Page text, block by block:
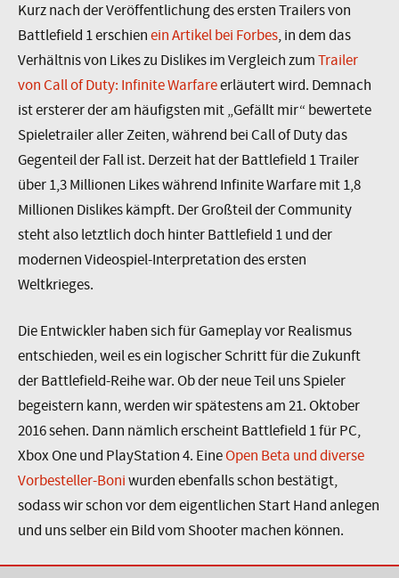
Kurz nach der Veröffentlichung des ersten Trailers von
Battlefield 1 erschienein Artikel bei Forbes, in dem das
Verhältnis von Likes zu Dislikes im Vergleich zumTrailer
von Call of Duty: Infinite Warfareerläutert wird. Demnach
ist ersterer der am häufigsten mit „Gefällt mir“ bewertete
Spieletrailer aller Zeiten, während bei Call of Duty das
Gegenteil der Fall ist. Derzeit hat der Battlefield 1 Trailer
über 1,3 Millionen Likes während Infinite Warfare mit 1,8
Millionen Dislikes kämpft. Der Großteil der Community
steht also letztlich doch hinter Battlefield 1 und der
modernen Videospiel-Interpretation des ersten
Weltkrieges.
Die Entwickler haben sich für Gameplay vor Realismus
entschieden, weil es ein logischer Schritt für die Zukunft
der Battlefield-Reihe war. Ob der neue Teil uns Spieler
begeistern kann, werden wir spätestens am 21. Oktober
2016 sehen. Dann nämlich erscheint Battlefield 1 für PC,
Xbox One und PlayStation 4. EineOpen Beta und diverse
Vorbesteller-Boniwurden ebenfalls schon bestätigt,
sodass wir schon vor dem eigentlichen Start Hand anlegen
und uns selber ein Bild vom Shooter machen können.